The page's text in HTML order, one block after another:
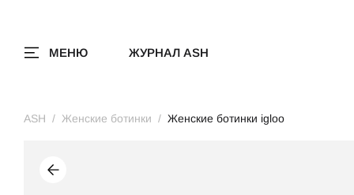
МЕНЮ ЖУРНАЛ ASH
ASH Женские ботинки Женские ботинки igloo